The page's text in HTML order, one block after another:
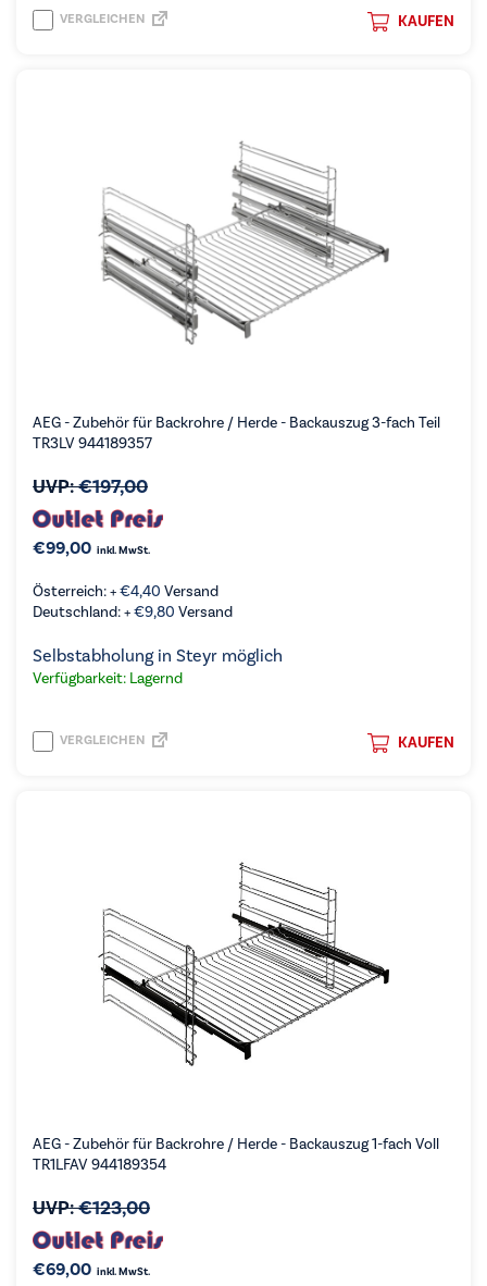
KAUFEN
VERGLEICHEN
AEG - Zubehör für Backrohre / Herde - Backauszug 3-fach Teil
TR3LV 944189357
UVP:€197,00
€99,00 inkl. MwSt.
Österreich: +€4,40 Versand
Deutschland: +€9,80 Versand
Selbstabholung in Steyr möglich
Verfügbarkeit: Lagernd
KAUFEN
VERGLEICHEN
AEG - Zubehör für Backrohre / Herde - Backauszug 1-fach Voll
TR1LFAV 944189354
UVP:€123,00
€69,00 inkl. MwSt.